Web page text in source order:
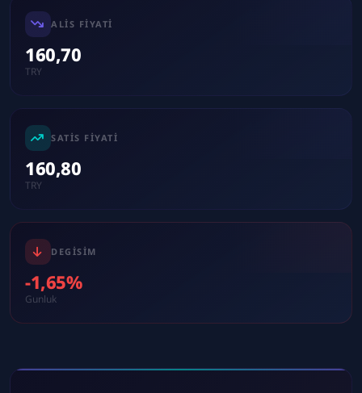
ALIS FIYATI
160,70
TRY
SATIS FIYATI
160,80
TRY
DEGISIM
-1,65%
Gunluk